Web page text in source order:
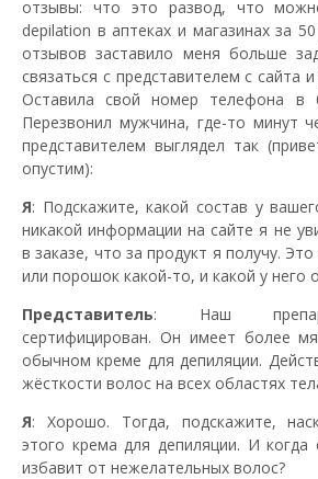
отзывы: что это развод, что
depilation в аптеках и магазинах за
отзывов заставило меня больше
связаться с представителем с сайта
Оставила свой номер телефона в
Перезвонил мужчина, где-то минут
представителем выглядел так
опустим):
Я: Подскажите, какой состав у
никакой информации на сайте я не
в заказе, что за продукт я получу.
или порошок какой-то, и какой у него
Представитель: Наш
сертифицирован. Он имеет более
обычном креме для депиляции.
жёсткости волос на всех областях
Я: Хорошо. Тогда, подскажите,
этого крема для депиляции. И
избавит от нежелательных волос?